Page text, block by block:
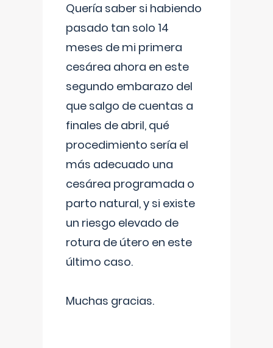
Quería saber si habiendo
pasado tan solo 14
meses de mi primera
cesárea ahora en este
segundo embarazo del
que salgo de cuentas a
finales de abril, qué
procedimiento sería el
más adecuado una
cesárea programada o
parto natural, y si existe
un riesgo elevado de
rotura de útero en este
último caso.
Muchas gracias.